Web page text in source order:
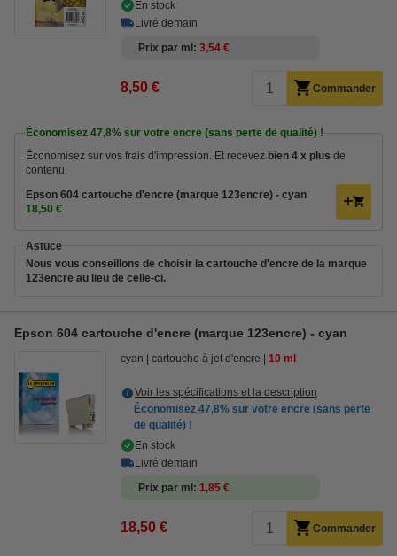
En stock
Livré demain
Prix par ml
3,54 €
8,50 € Commander
Économisez 47,8% sur votre encre (sans perte de qualité) !
Économisez sur vos frais d'impression. Et recevez bien 4 x plus de
contenu.
Epson 604 cartouche d'encre (marque 123encre) - cyan
18,50 €
Astuce
Nous vous conseillons de choisir la cartouche d'encre de la marque
123encre au lieu de celle-ci.
Epson 604 cartouche d'encre (marque 123encre) - cyan
cyan cartouche à jet d'encre 10 ml
Voir les spécifications et la description
Économisez 47,8% sur votre encre (sans perte
de qualité) !
En stock
Livré demain
Prix par ml
1,85 €
18,50 € Commander